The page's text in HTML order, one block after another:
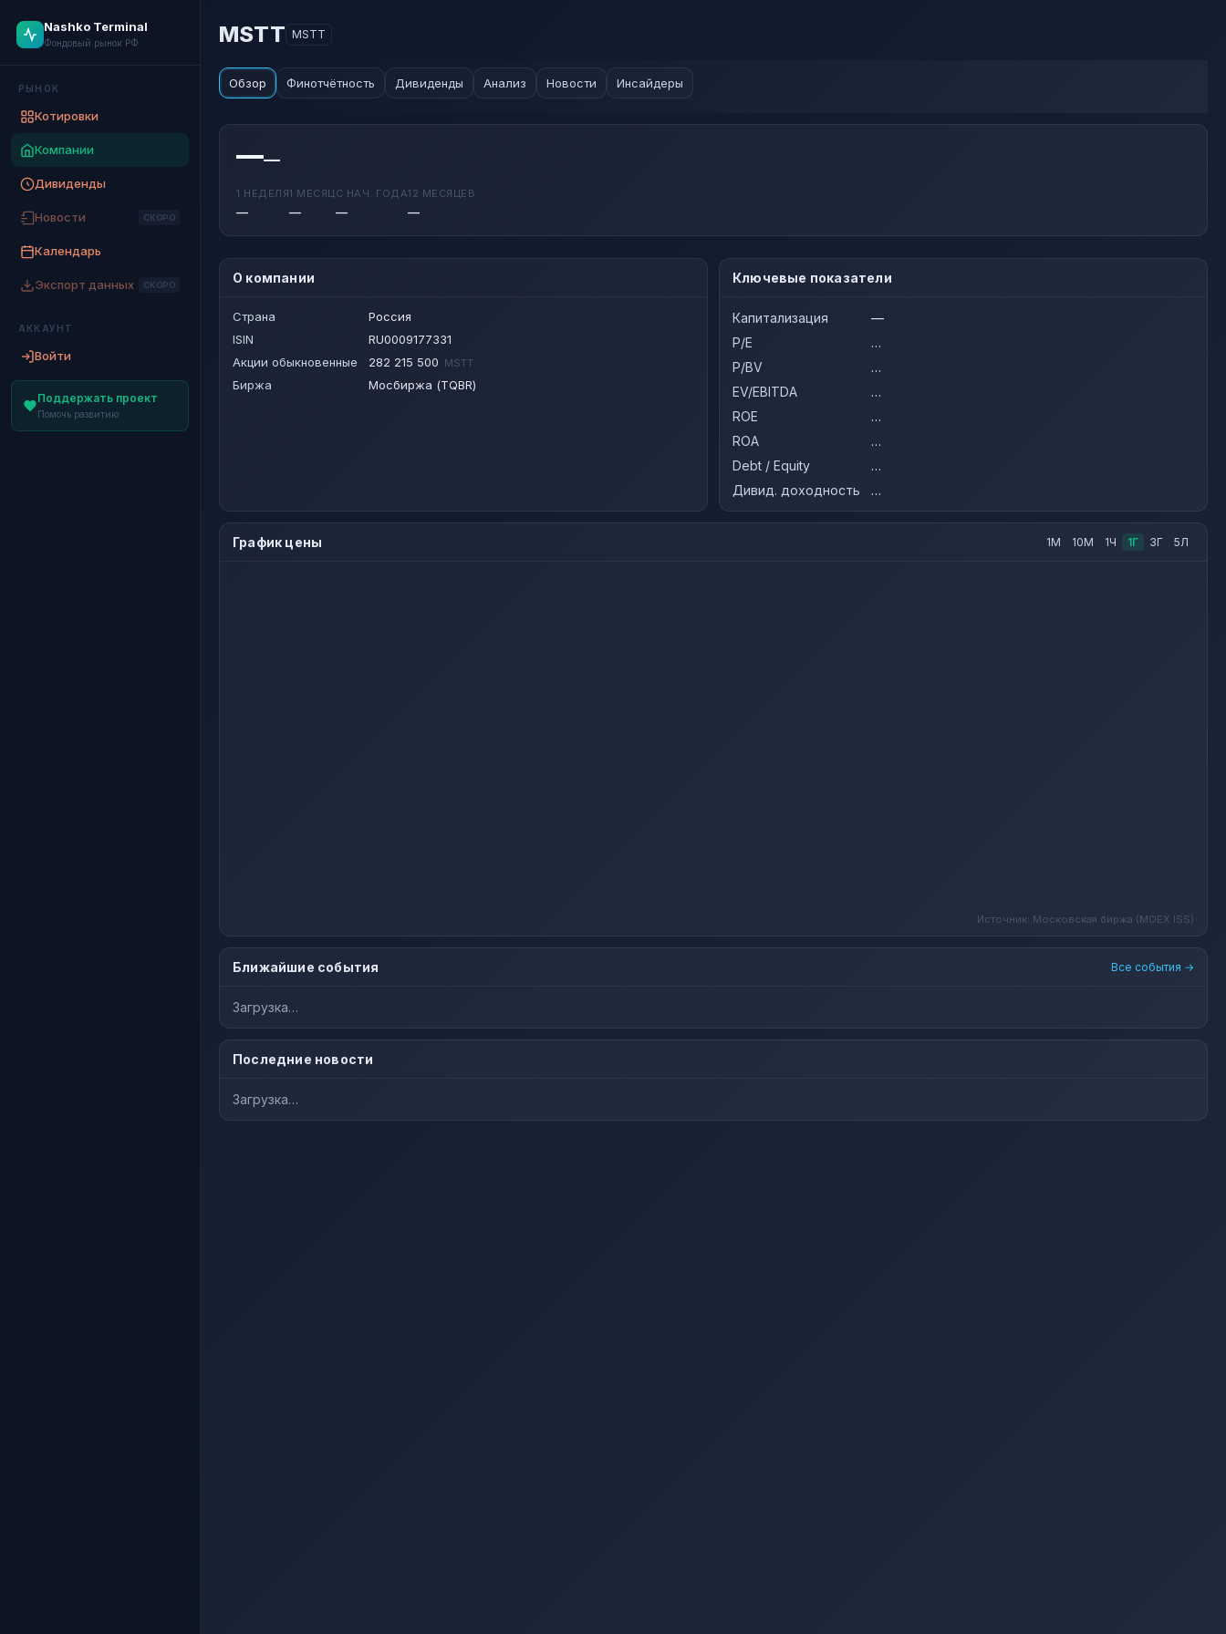
Nashko Terminal
Фондовый рынок РФ
РЫНОК
Котировки
Компании
Дивиденды
Новости СКОРО
Календарь
Экспорт данных СКОРО
АККАУНТ
Войти
Поддержать проект
Помочь развитию
MSTT MSTT
Обзор Финотчётность Дивиденды Анализ Новости Инсайдеры
——
1 НЕДЕЛЯ
—
1 МЕСЯЦ
—
С НАЧ. ГОДА
—
12 МЕСЯЦЕВ
—
О компании
Страна
Россия
ISIN
RU0009177331
Акции обыкновенные
282 215 500 MSTT
Биржа Мосбиржа (TQBR)
Ключевые показатели
Капитализация
—
P/E
…
P/BV
…
EV/EBITDA
…
ROE
…
ROA
…
Debt / Equity
…
Дивид. доходность
…
График цены 1М 10М 1Ч 1Г 3Г 5Л
Источник: Московская биржа (MOEX ISS)
Ближайшие события Все события →
Загрузка…
Последние новости
Загрузка…